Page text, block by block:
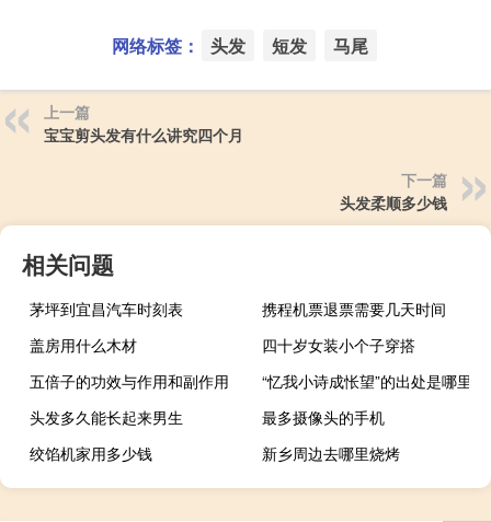
网络标签： 头发 短发 马尾
上一篇
宝宝剪头发有什么讲究四个月
下一篇
头发柔顺多少钱
相关问题
茅坪到宜昌汽车时刻表
携程机票退票需要几天时间
盖房用什么木材
四十岁女装小个子穿搭
五倍子的功效与作用和副作用
“忆我小诗成怅望”的出处是哪里
头发多久能长起来男生
最多摄像头的手机
绞馅机家用多少钱
新乡周边去哪里烧烤